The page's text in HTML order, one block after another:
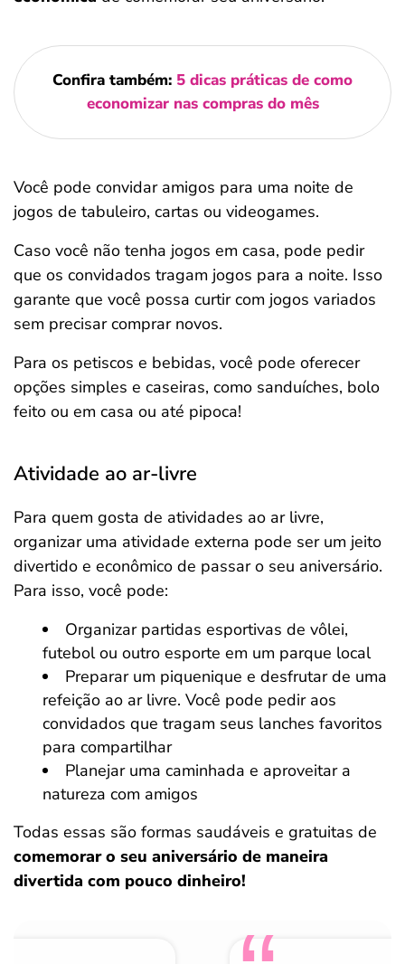
Confira também: 5 dicas práticas de como
economizar nas compras do mês
Você pode convidar amigos para uma noite de
jogos de tabuleiro, cartas ou videogames.
Caso você não tenha jogos em casa, pode pedir
que os convidados tragam jogos para a noite. Isso
garante que você possa curtir com jogos variados
sem precisar comprar novos.
Para os petiscos e bebidas, você pode oferecer
opções simples e caseiras, como sanduíches, bolo
feito ou em casa ou até pipoca!
Atividade ao ar-livre
Para quem gosta de atividades ao ar livre,
organizar uma atividade externa pode ser um jeito
divertido e econômico de passar o seu aniversário.
Para isso, você pode:
Organizar partidas esportivas de vôlei,
futebol ou outro esporte em um parque local
Preparar um piquenique e desfrutar de uma
refeição ao ar livre. Você pode pedir aos
convidados que tragam seus lanches favoritos
para compartilhar
Planejar uma caminhada e aproveitar a
natureza com amigos
Todas essas são formas saudáveis e gratuitas de
comemorar o seu aniversário de maneira
divertida com pouco dinheiro!